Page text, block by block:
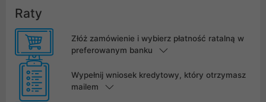
Raty
Złóż zamówienie i wybierz płatność ratalną w
preferowanym banku
Wypełnij wniosek kredytowy, który otrzymasz
mailem